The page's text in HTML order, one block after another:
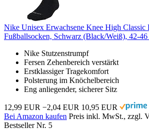
Nike Unisex Erwachsene Knee High
Fußballsocken, Schwarz (Black/Weiß), 42-
Nike Stutzenstrumpf
Fersen Zehenbereich verstärkt
Erstklassiger Tragekomfort
Polsterung im Knöchelbereich
Eng anliegender, sicherer Sitz
12,99 EUR −2,04 EUR 10,95 EUR
Bei Amazon kaufen Preis inkl. MwSt., zzgl.
Bestseller Nr. 5